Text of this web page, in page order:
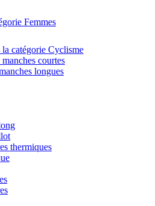
Femmes
la catégorie Cyclisme
courtes
longues
thermiques